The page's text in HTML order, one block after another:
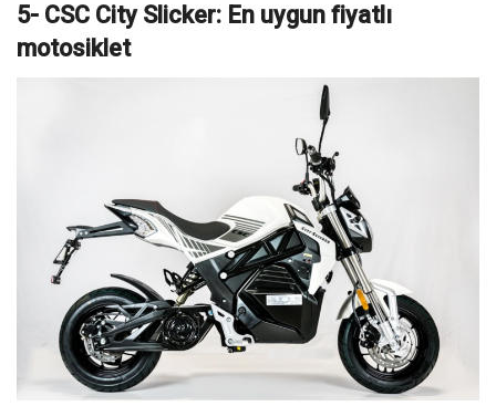
5- CSC City Slicker: En uygun fiyatlı
motosiklet